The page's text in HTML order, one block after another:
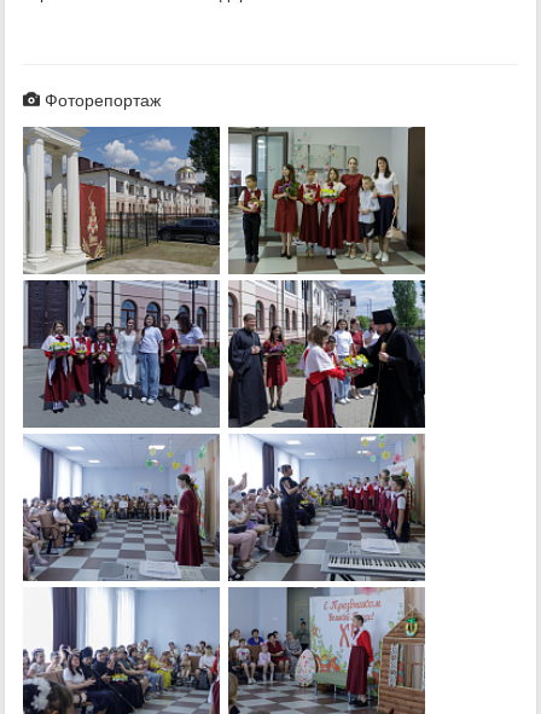
Фоторепортаж